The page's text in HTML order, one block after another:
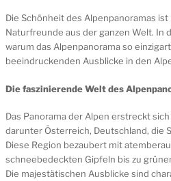
Die Schönheit des Alpenpanoramas
Naturfreunde aus der ganzen Welt. In
warum das Alpenpanorama so
beeindruckenden Ausblicke in den
Die faszinierende Welt des
Das Panorama der Alpen erstreckt
darunter Österreich, Deutschland, die
Diese Region bezaubert mit
schneebedeckten Gipfeln bis zu
Die majestätischen Ausblicke sind